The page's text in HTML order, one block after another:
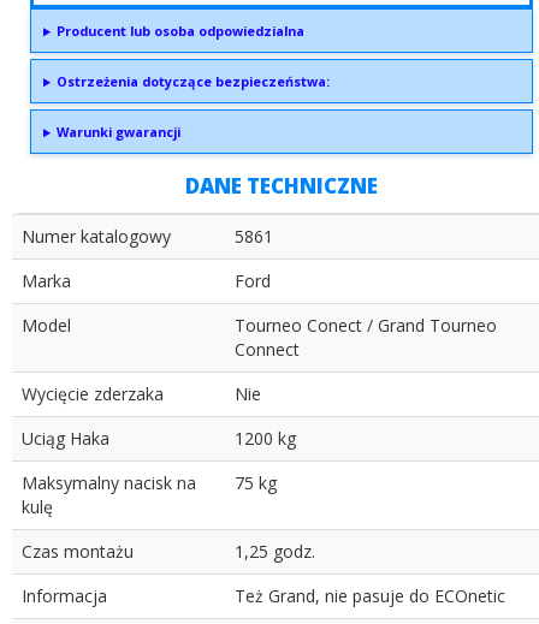
Producent lub osoba odpowiedzialna
Ostrzeżenia dotyczące bezpieczeństwa:
Warunki gwarancji
DANE TECHNICZNE
Numer katalogowy
5861
Marka
Ford
Model
Tourneo Conect / Grand Tourneo
Connect
Wycięcie zderzaka
Nie
Uciąg Haka
1200 kg
Maksymalny nacisk na
kulę
75 kg
Czas montażu
1,25 godz.
Informacja
Też Grand, nie pasuje do ECOnetic